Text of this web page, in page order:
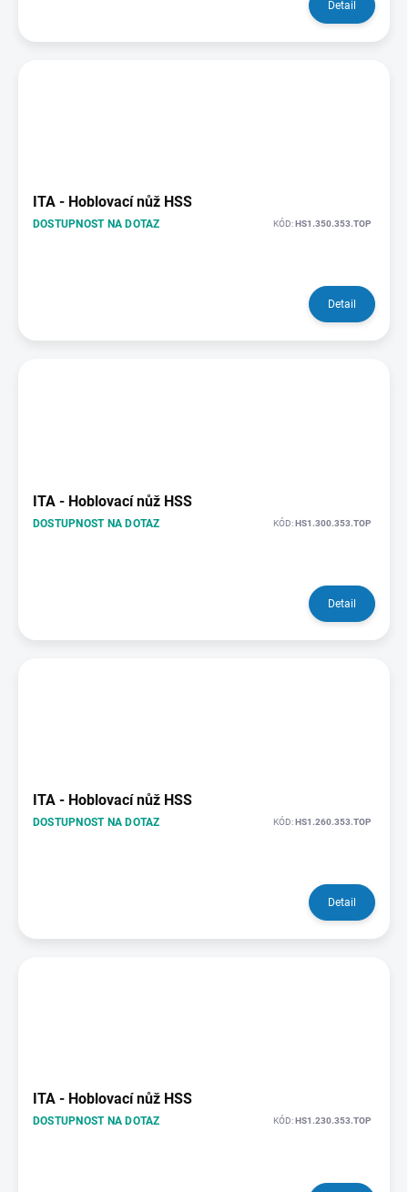
Detail
ITA - Hoblovací nůž HSS
DOSTUPNOST NA DOTAZ KÓD:HS1.350.353.TOP
Detail
ITA - Hoblovací nůž HSS
DOSTUPNOST NA DOTAZ KÓD:HS1.300.353.TOP
Detail
ITA - Hoblovací nůž HSS
DOSTUPNOST NA DOTAZ KÓD:HS1.260.353.TOP
Detail
ITA - Hoblovací nůž HSS
DOSTUPNOST NA DOTAZ KÓD:HS1.230.353.TOP